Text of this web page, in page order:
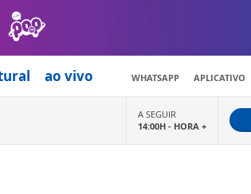
ao vivo WHATSAPP APLICATIVO
A SEGUIR
14:00H - HORA +